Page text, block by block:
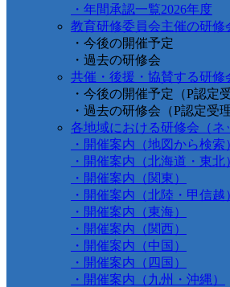
・年間承認一覧2026年度
教育研修委員会主催の研修
・今後の開催予定
・過去の研修会
共催・後援・協賛する研修
・今後の開催予定（P認定
・過去の研修会（P認定受
各地域における研修会（ネ
・開催案内（地図から検索
・開催案内（北海道・東北
・開催案内（関東）
・開催案内（北陸・甲信越
・開催案内（東海）
・開催案内（関西）
・開催案内（中国）
・開催案内（四国）
・開催案内（九州・沖縄）